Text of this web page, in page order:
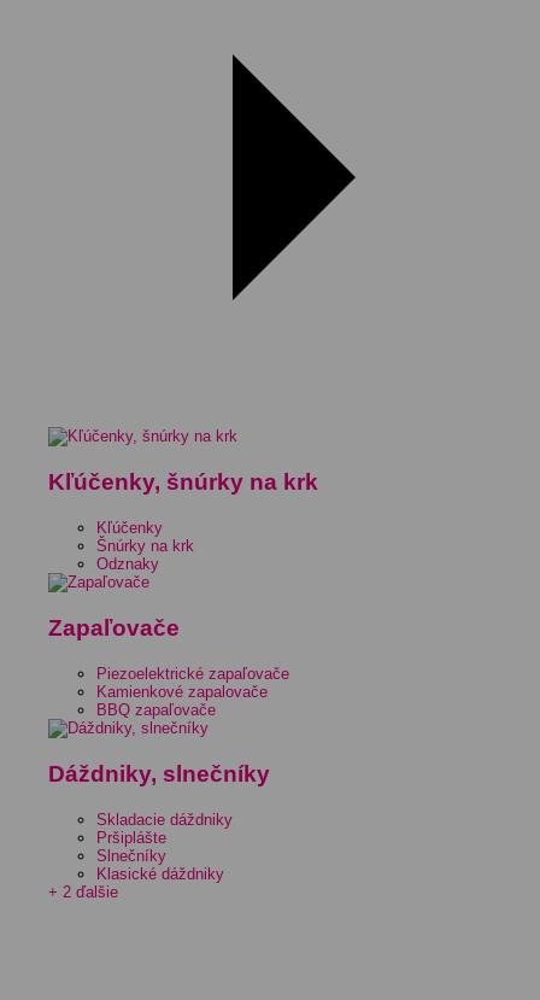
Kľúčenky, šnúrky na krk
Kľúčenky
Šnúrky na krk
Odznaky
Zapaľovače
Piezoelektrické zapaľovače
Kamienkové zapalovače
BBQ zapaľovače
Dáždniky, slnečníky
Skladacie dáždniky
Pršiplášte
Slnečníky
Klasické dáždniky
+ 2 ďalšie